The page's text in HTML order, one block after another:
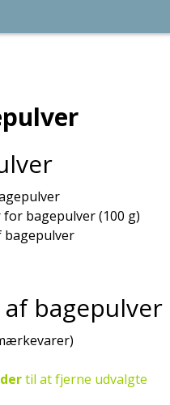
bagepulver (100 g)
bagepulver
bagepulver
til at fjerne udvalgte